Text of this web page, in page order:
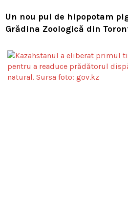
Un nou pui de hipopotam
Grădina Zoologică din